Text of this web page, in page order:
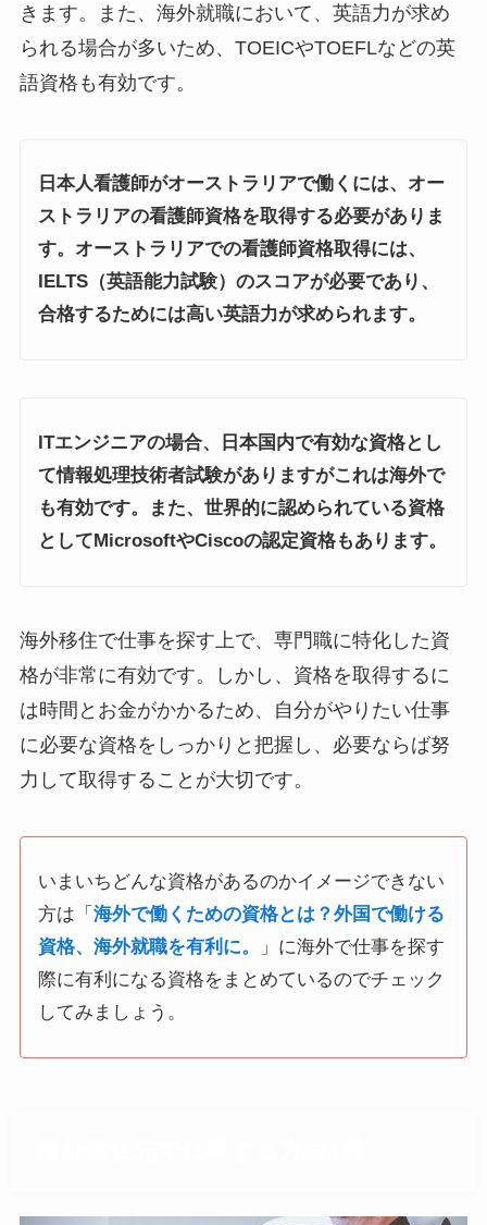
きます。また、海外就職において、英語力が求め
られる場合が多いため、TOEICやTOEFLなどの英
語資格も有効です。
日本人看護師がオーストラリアで働くには、オー
ストラリアの看護師資格を取得する必要がありま
す。オーストラリアでの看護師資格取得には、
IELTS（英語能力試験）のスコアが必要であり、
合格するためには高い英語力が求められます。
ITエンジニアの場合、日本国内で有効な資格とし
て情報処理技術者試験がありますがこれは海外で
も有効です。また、世界的に認められている資格
としてMicrosoftやCiscoの認定資格もあります。
海外移住で仕事を探す上で、専門職に特化した資
格が非常に有効です。しかし、資格を取得するに
は時間とお金がかかるため、自分がやりたい仕事
に必要な資格をしっかりと把握し、必要ならば努
力して取得することが大切です。
いまいちどんな資格があるのかイメージできない
方は「海外で働くための資格とは？外国で働ける
資格、海外就職を有利に。
」に海外で仕事を探す
際に有利になる資格をまとめているのでチェック
してみましょう。